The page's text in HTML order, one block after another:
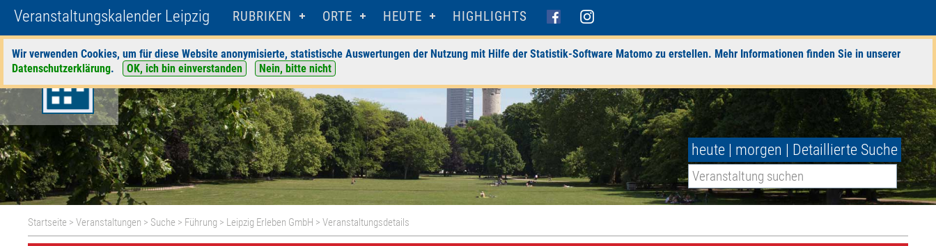
Veranstaltungskalender Leipzig RUBRIKEN ORTE HEUTE HIGHLIGHTS
Wir verwenden Cookies, um für diese Website anonymisierte, statistische Auswertungen der Nutzung mit Hilfe der Statistik-Software Matomo zu erstellen. Mehr Informationen finden Sie in unserer
Datenschutzerklärung. OK, ich bin einverstanden Nein, bitte nicht
heute | morgen | Detaillierte Suche
Startseite >Veranstaltungen > Suche > Führung > Leipzig Erleben GmbH > Veranstaltungsdetails